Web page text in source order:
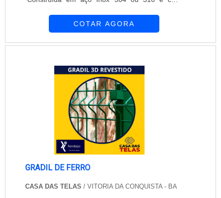
maior eficiência na retirada de partículas
ferrosa. Projetadas para trabalhar em ciclos de
despejo mecâ....
COTAR AGORA
GRADIL DE FERRO
CASA DAS TELAS / VITORIA DA CONQUISTA - BA